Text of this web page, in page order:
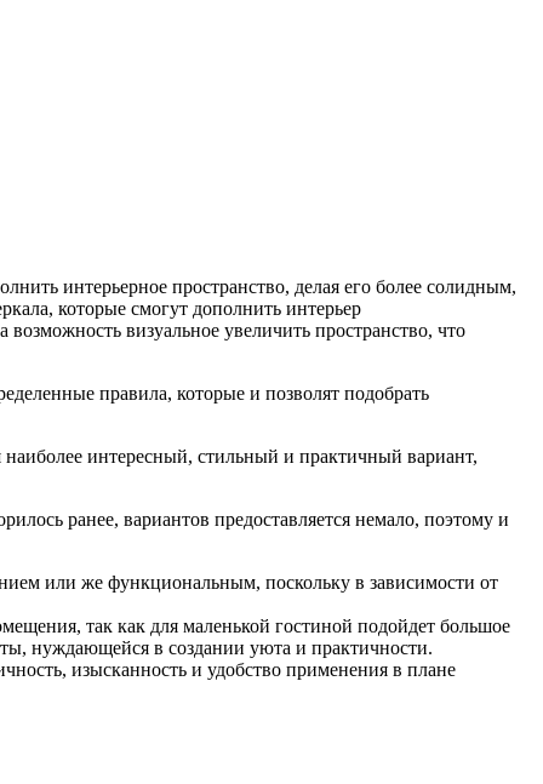
интерьерное пространство, делая его более солидным,
которые смогут дополнить интерьер
визуальное увеличить пространство, что
правила, которые и позволят подобрать
интересный, стильный и практичный вариант,
ранее, вариантов предоставляется немало, поэтому и
или же функциональным, поскольку в зависимости от
так как для маленькой гостиной подойдет большое
нуждающейся в создании уюта и практичности.
изысканность и удобство применения в плане